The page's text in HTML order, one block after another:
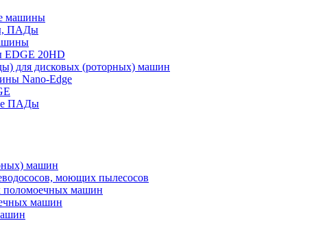
машины
ПАДы
EDGE 20HD
для дисковых (роторных) машин
Nano-Edge
ПАДы
машин
моющих пылесосов
поломоечных машин
машин